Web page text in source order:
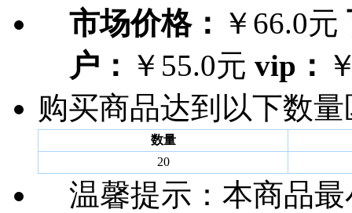
市场价格： ￥66.0元
户： ￥55.0元 vip：
购买商品达到以下数
数量
20
温馨提示： 本商品